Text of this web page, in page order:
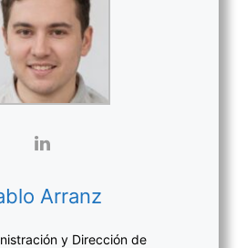
Arranz
y Dirección de